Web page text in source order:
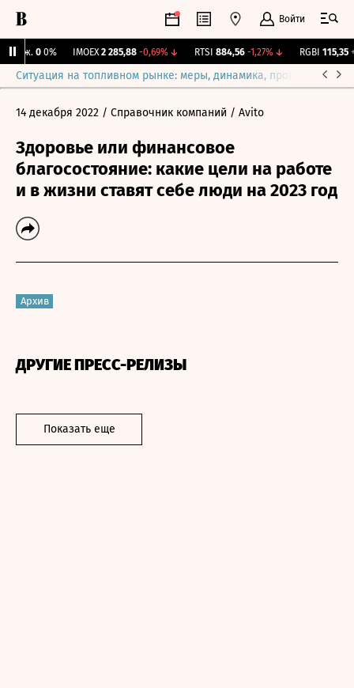
Войти
Бирж. 0 0% IMOEX 2 285,88 -0,69%↓ RTSI 884,56 -1,27%↓ RGBI 115,35
Ситуация на топливном рынке: меры, динамика, прогнозы
14 декабря 2022 / Справочник компаний / Avito
Здоровье или финансовое
благосостояние: какие цели на работе
и в жизни ставят себе люди на 2023 год
Архив
ДРУГИЕ ПРЕСС-РЕЛИЗЫ
Показать еще